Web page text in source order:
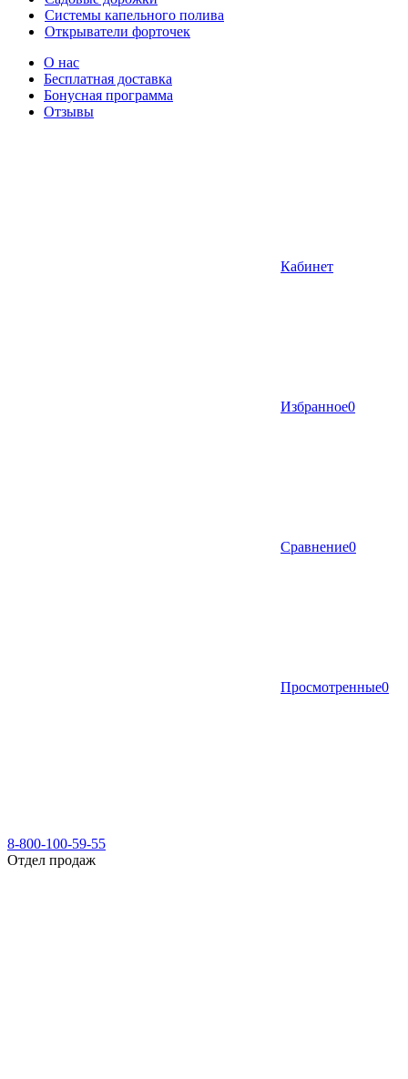
Системы капельного полива
Открыватели форточек
О нас
Бесплатная доставка
Бонусная программа
Отзывы
Кабинет
Избранное0
Сравнение0
Просмотренные0
8-800-100-59-55
Отдел продаж